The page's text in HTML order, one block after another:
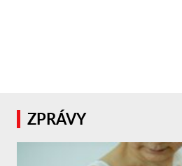
ZPRÁVY